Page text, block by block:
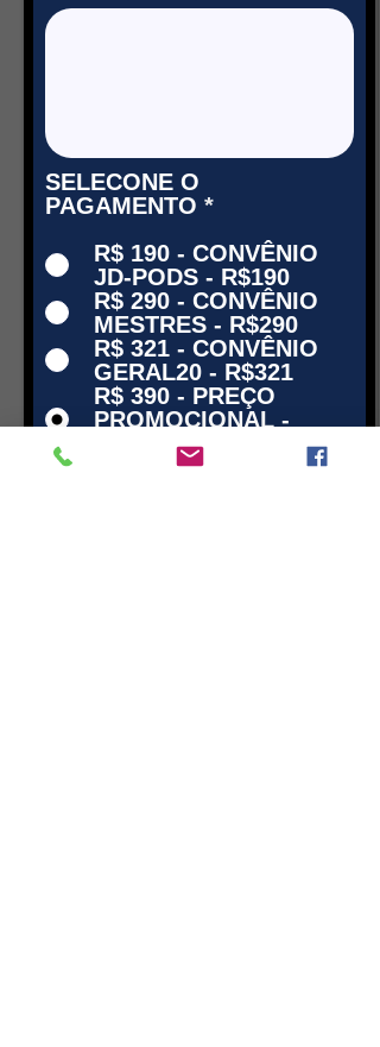
SELECONE O
PAGAMENTO *
R$ 190 - CONVÊNIO
JD-PODS - R$190
R$ 290 - CONVÊNIO
MESTRES - R$290
R$ 321 - CONVÊNIO
GERAL20 - R$321
R$ 390 - PREÇO
PROMOCIONAL -
R$ 1.200 - PREÇO